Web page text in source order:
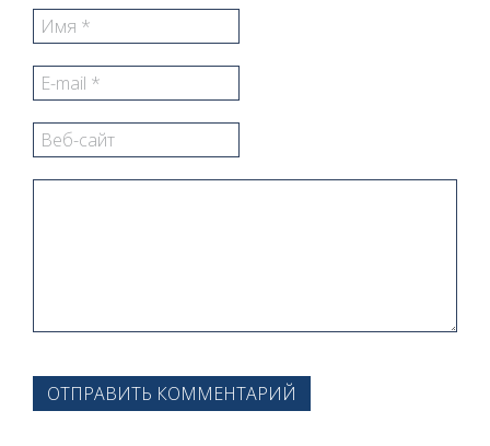
ОТПРАВИТЬ КОММЕНТАРИЙ